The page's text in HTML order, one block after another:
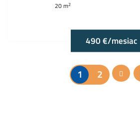
20 m2
490 €/mesiac
1 2